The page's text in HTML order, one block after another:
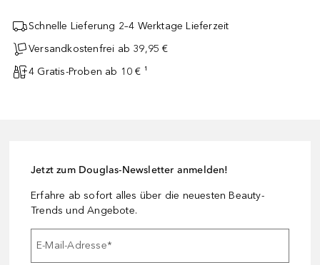
Schnelle Lieferung 2–4 Werktage Lieferzeit
Versandkostenfrei ab 39,95 €
4 Gratis-Proben ab 10 € ¹
Jetzt zum Douglas-Newsletter anmelden!
Erfahre ab sofort alles über die neuesten Beauty-
Trends und Angebote.
E-Mail-Adresse*